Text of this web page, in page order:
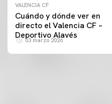
VALENCIA CF
Cuándo y dónde ver en
directo el Valencia CF –
Deportivo Alavés
03 marzo 2026